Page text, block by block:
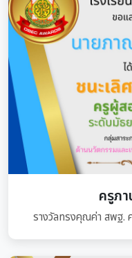
ครูภ
รางวัลทรงคุณค่า สพฐ.